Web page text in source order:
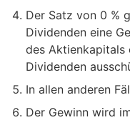
Der Satz von 0 %
Dividenden eine
des Aktienkapitals
Dividenden
In allen anderen
Der Gewinn wird